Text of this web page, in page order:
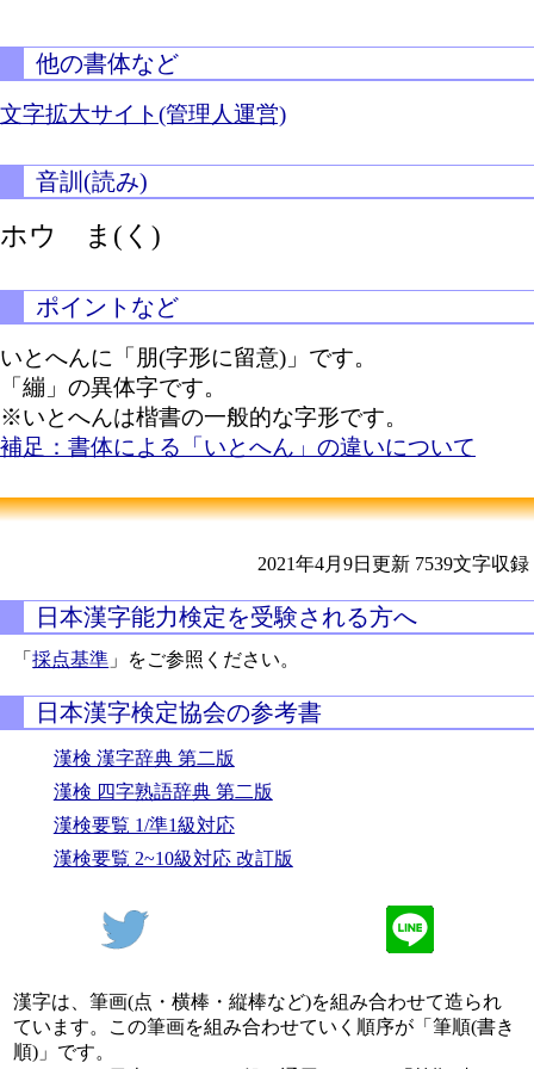
他の書体など
文字拡大サイト(管理人運営)
音訓(読み)
ホウ ま(く)
ポイントなど
いとへんに「朋(字形に留意)」です。
「繃」の異体字です。
※いとへんは楷書の一般的な字形です。
補足：書体による「いとへん」の違いについて
2021年4月9日更新 7539文字収録
日本漢字能力検定を受験される方へ
「採点基準 」をご参照ください。
日本漢字検定協会の参考書
漢検 漢字辞典 第二版
漢検 四字熟語辞典 第二版
漢検要覧 1/準1級対応
漢検要覧 2~10級対応 改訂版
漢字は、筆画(点・横棒・縦棒など)を組み合わせて造られ
ています。この筆画を組み合わせていく順序が「筆順(書き
順)」です。